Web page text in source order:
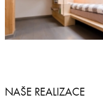
NAŠE REALIZACE